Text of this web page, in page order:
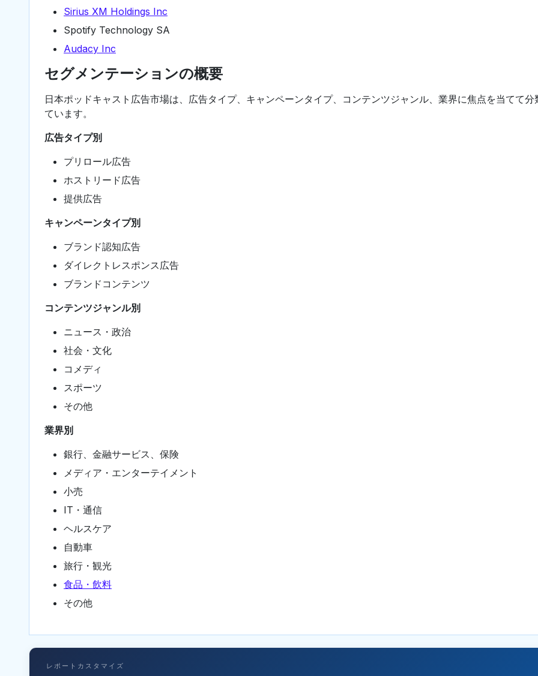
Sirius XM Holdings Inc
Spotify Technology SA
Audacy Inc
セグメンテーションの概要
日本ポッドキャスト広告市場は、広告タイプ、キャンペーンタイプ、コンテンツジャンル、業界に焦点を当てて分
ています。
広告タイプ別
プリロール広告
ホストリード広告
提供広告
キャンペーンタイプ別
ブランド認知広告
ダイレクトレスポンス広告
ブランドコンテンツ
コンテンツジャンル別
ニュース・政治
社会・文化
コメディ
スポーツ
その他
業界別
銀行、金融サービス、保険
メディア・エンターテイメント
小売
IT・通信
ヘルスケア
自動車
旅行・観光
食品・飲料
その他
レポートカスタマイズ